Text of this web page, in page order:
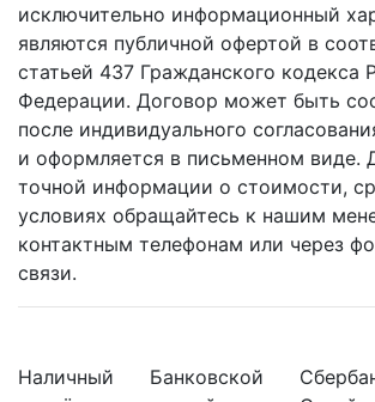
исключительно информационный
являются публичной офертой в
статьей 437 Гражданского кодекса
Федерации. Договор может быть
после индивидуального
и оформляется в письменном виде.
точной информации о стоимости,
условиях обращайтесь к нашим
контактным телефонам или через
связи.
Наличный
Банковской